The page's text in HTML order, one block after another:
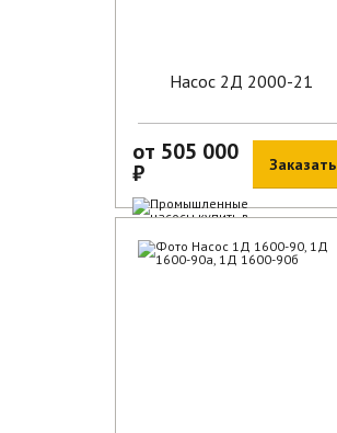
Насос 2Д 2000-21
от 505 000
₽
В наличии
Заказать